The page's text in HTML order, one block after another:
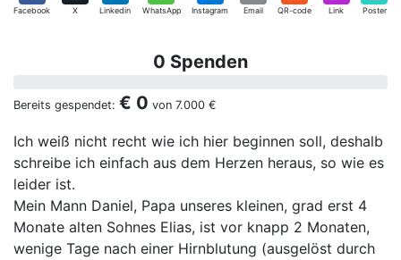
Facebook X Linkedin WhatsApp Instagram Email QR-code Link Poster
0 Spenden
Bereits gespendet: € 0 von 7.000 €
Ich weiß nicht recht wie ich hier beginnen soll, deshalb
schreibe ich einfach aus dem Herzen heraus, so wie es
leider ist.
Mein Mann Daniel, Papa unseres kleinen, grad erst 4
Monate alten Sohnes Elias, ist vor knapp 2 Monaten,
wenige Tage nach einer Hirnblutung (ausgelöst durch